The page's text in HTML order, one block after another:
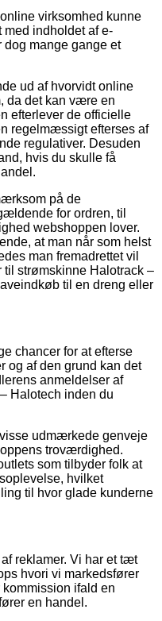
virksomhed kunne
indholdet af e-
dog mange gange et
ud af hvorvidt online
da det kan være en
efterlever de officielle
regelmæssigt efterses af
regulativer. Desuden
hvis du skulle få
på de
for ordren, til
webshoppen lover.
at man når som helst
man fremadrettet vil
til strømskinne Halotrack –
til en dreng eller
chancer for at efterse
og af den grund kan det
anmeldelser af
Halotech inden du
udmærkede genveje
troværdighed.
som tilbyder folk at
hvilket
til hvor glade kunderne
reklamer. Vi har et tæt
hvori vi markedsfører
ifald en
en handel.